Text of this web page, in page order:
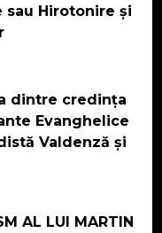
sau Hirotonire și
dintre credința
Evanghelice
Valdenză și
AL LUI MARTIN